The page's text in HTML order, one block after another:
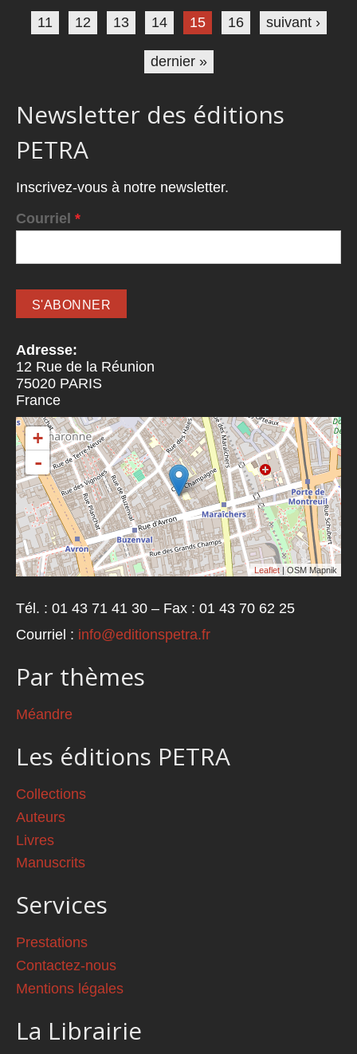
11 12 13 14 15 16 suivant ›
dernier »
Newsletter des éditions
PETRA
Inscrivez-vous à notre newsletter.
Courriel *
Adresse:
12 Rue de la Réunion
75020 PARIS
France
+
-
Leaflet | OSM Mapnik
Tél. : 01 43 71 41 30 – Fax : 01 43 70 62 25
Courriel : info@editionspetra.fr
Par thèmes
Méandre
Les éditions PETRA
Collections
Auteurs
Livres
Manuscrits
Services
Prestations
Contactez-nous
Mentions légales
La Librairie